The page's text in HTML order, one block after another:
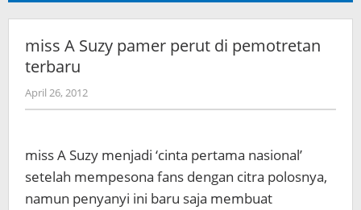
miss A Suzy pamer perut di pemotretan
terbaru
April 26, 2012by
Koreanindo
miss A Suzy menjadi ‘cinta pertama nasional’
setelah mempesona fans dengan citra polosnya,
namun penyanyi ini baru saja membuat